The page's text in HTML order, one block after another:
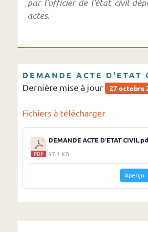
par l’officier de l’état civil
actes.
DEMANDE ACTE D'ETAT
Dernière mise à jour
27 octobre
Fichiers à télécharger
DEMANDE ACTE D'ETAT
97.1 KB
Aperçu